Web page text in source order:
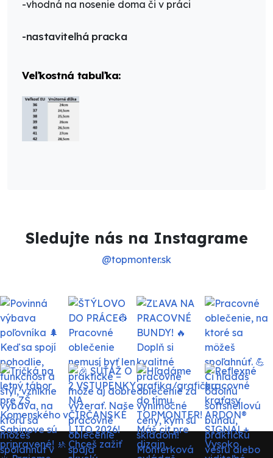
-vhodná na nosenie doma či v práci
-nastaviteľná pracka
Veľkostná tabuľka:
Sledujte nás na Instagrame
@topmonter.sk